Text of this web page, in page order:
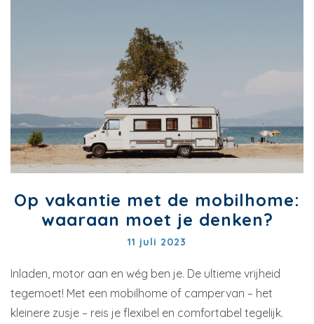
Op vakantie met de mobilhome:
waaraan moet je denken?
11 juli 2023
Inladen, motor aan en wég ben je. De ultieme vrijheid
tegemoet! Met een mobilhome of campervan – het
kleinere zusje – reis je flexibel en comfortabel tegelijk.